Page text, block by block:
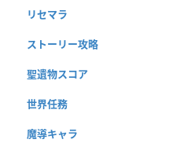
リセマラ
ストーリー攻略
聖遺物スコア
世界任務
魔導キャラ